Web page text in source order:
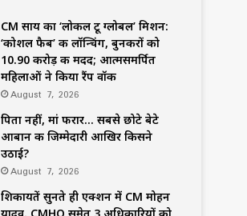
CM साय का ‘लोकल टू ग्लोबल’ मिशन:
‘कोशल फैब’ की लॉन्चिंग, बुनकरों को
10.90 करोड़ की मदद; आत्मसमर्पित
महिलाओं ने किया रैंप वॉक
August 7, 2026
पिता नहीं, मां फरार… सबसे छोटे बेटे
आबान की जिम्मेदारी आखिर किसने
उठाई?
August 7, 2026
शिकायतें सुनते ही एक्शन में CM मोहन
यादव, CMHO समेत 3 अधिकारियों को